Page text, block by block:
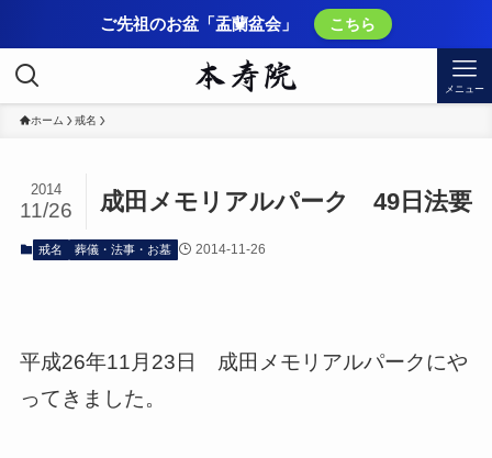
ご先祖のお盆「盂蘭盆会」 こちら
メニュー
ホーム 戒名
成田メモリアルパーク 49日法要
2014
11/26
戒名 葬儀・法事・お墓 2014-11-26
平成26年11月23日 成田メモリアルパークにや
ってきました。